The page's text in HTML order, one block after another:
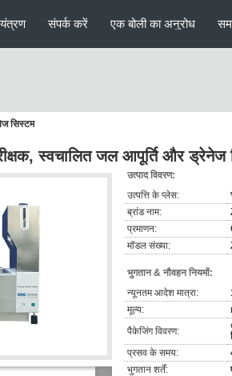
संपर्क करें एक बोली का अनुरोध
सिस्टम
स्वचालित जल आपूर्ति और ड्रेनेज
उत्पाद विवरण:
उत्पत्ति के प्लेस:
ब्रांड नाम:
प्रमाणन:
मॉडल संख्या:
भुगतान & नौवहन नियमों:
न्यूनतम आदेश मात्रा:
मूल्य:
पैकेजिंग विवरण:
प्रसव के समय:
भुगतान शर्तें: